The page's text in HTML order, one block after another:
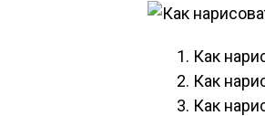
Как
Как
Как